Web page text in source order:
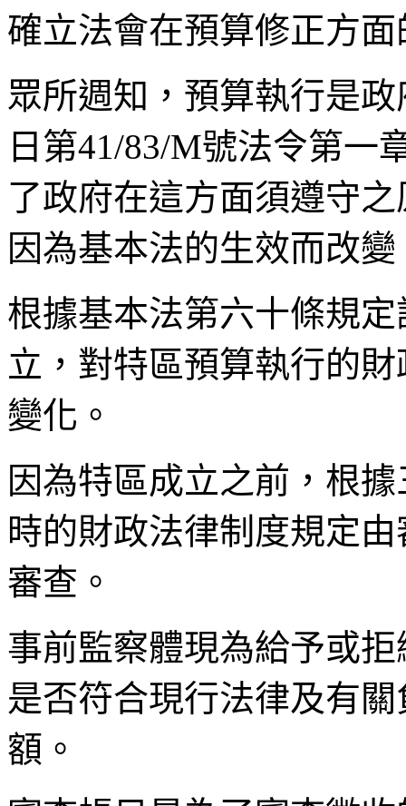
確立法會在預算修正方
眾所週知，預算執行是
日第41/83/M號法令第一
了政府在這方面須遵守
因為基本法的生效而改變
根據基本法第六十條規
立，對特區預算執行的
變化。
因為特區成立之前，根
時的財政法律制度規定
審查。
事前監察體現為給予或
是否符合現行法律及有
額。